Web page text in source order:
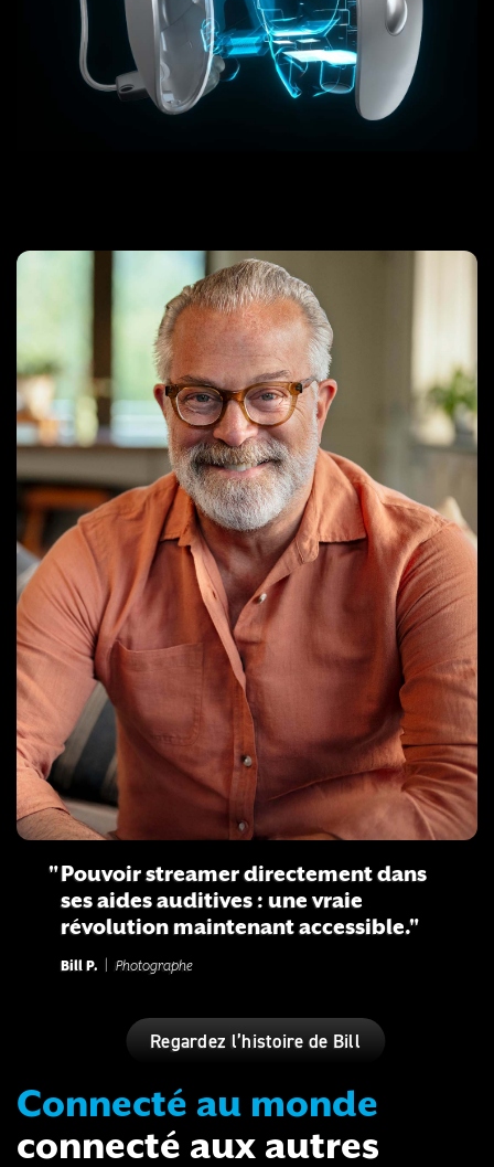
Pouvoir streamer directement dans
ses aides auditives : une vraie
révolution maintenant accessible.
Bill P. Photographe
Regardez l’histoire de Bill
Connecté au monde
connecté aux autres